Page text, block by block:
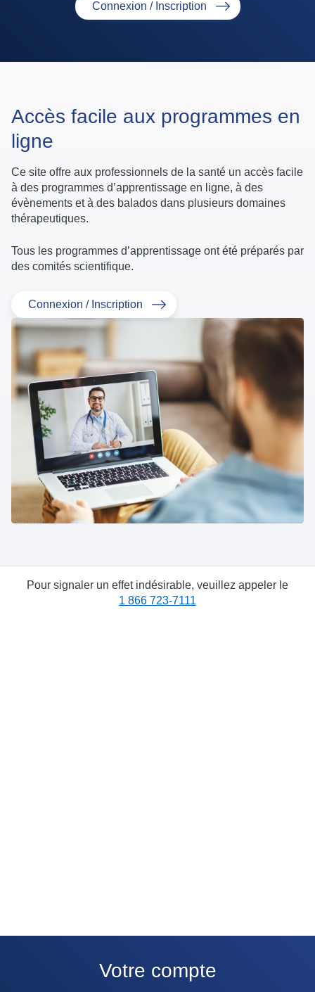
Connexion / Inscription
Accès facile aux programmes en
ligne
Ce site offre aux professionnels de la santé un accès facile
à des programmes d’apprentissage en ligne, à des
évènements et à des balados dans plusieurs domaines
thérapeutiques.
Tous les programmes d’apprentissage ont été préparés par
des comités scientifique.
Connexion / Inscription
Pour signaler un effet indésirable, veuillez appeler le
1 866 723-7111
footer login menu